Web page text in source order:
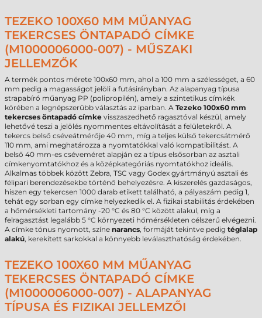
TEZEKO 100X60 MM MŰANYAG
TEKERCSES ÖNTAPADÓ CÍMKE
(M1000006000-007) - MŰSZAKI
JELLEMZŐK
A termék pontos mérete 100x60 mm, ahol a 100 mm a szélességet, a 60
mm pedig a magasságot jelöli a futásirányban. Az alapanyag típusa
strapabíró műanyag PP (polipropilén), amely a szintetikus címkék
körében a legnépszerűbb választás az iparban. A Tezeko 100x60 mm
tekercses öntapadó címke visszaszedhető ragasztóval készül, amely
lehetővé teszi a jelölés nyommentes eltávolítását a felületekről. A
tekercs belső cséveátmérője 40 mm, míg a teljes külső tekercsátmérő
110 mm, ami meghatározza a nyomtatókkal való kompatibilitást. A
belső 40 mm-es cséveméret alapján ez a típus elsősorban az asztali
címkenyomtatókhoz és a középkategóriás nyomtatókhoz ideális.
Alkalmas többek között Zebra, TSC vagy Godex gyártmányú asztali és
félipari berendezésekbe történő behelyezésre. A kiszerelés gazdaságos,
hiszen egy tekercsen 1000 darab etikett található, a pályaszám pedig 1,
tehát egy sorban egy címke helyezkedik el. A fizikai stabilitás érdekében
a hőmérsékleti tartomány -20 °C és 80 °C között alakul, míg a
felragasztást legalább 5 °C környezeti hőmérsékleten célszerű elvégezni.
A címke tónus nyomott, színe narancs, formáját tekintve pedig téglalap
alakú, kerekített sarkokkal a könnyebb leválaszthatóság érdekében.
TEZEKO 100X60 MM MŰANYAG
TEKERCSES ÖNTAPADÓ CÍMKE
(M1000006000-007) - ALAPANYAG
TÍPUSA ÉS FIZIKAI JELLEMZŐI